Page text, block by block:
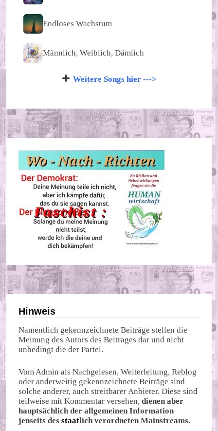
Endloses Wachstum
Männlich, Weiblich, Dämlich
Weitere Songs hier --->
Hinweis
Namentlich gekennzeichnete Beiträge stellen die
Meinung des Autors des Beitrages dar und nicht
unbedingt die der Partei.
Vom Admin als Nachgelesen, Weiterleitung, Reblog
oder anderweitig gekennzeichnete Beiträge sind
solche anderer, auch streitbarer Anbieter. Diese sind
teilweise mit Kommentar versehen,dienen aber
hauptsächlich der allgemeinen Information
jenseits desstaatlich verordneten Mainstreams.